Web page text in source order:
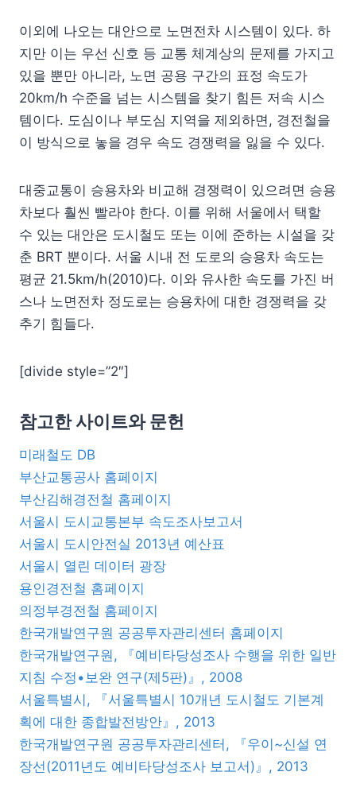
이외에 나오는 대안으로 노면전차 시스템이 있다. 하
지만 이는 우선 신호 등 교통 체계상의 문제를 가지고
있을 뿐만 아니라, 노면 공용 구간의 표정 속도가
20km/h 수준을 넘는 시스템을 찾기 힘든 저속 시스
템이다. 도심이나 부도심 지역을 제외하면, 경전철을
이 방식으로 놓을 경우 속도 경쟁력을 잃을 수 있다.
대중교통이 승용차와 비교해 경쟁력이 있으려면 승용
차보다 훨씬 빨라야 한다. 이를 위해 서울에서 택할
수 있는 대안은 도시철도 또는 이에 준하는 시설을 갖
춘 BRT 뿐이다. 서울 시내 전 도로의 승용차 속도는
평균 21.5km/h(2010)다. 이와 유사한 속도를 가진 버
스나 노면전차 정도로는 승용차에 대한 경쟁력을 갖
추기 힘들다.
[divide style=”2″]
참고한 사이트와 문헌
미래철도 DB
부산교통공사 홈페이지
부산김해경전철 홈페이지
서울시 도시교통본부 속도조사보고서
서울시 도시안전실 2013년 예산표
서울시 열린 데이터 광장
용인경전철 홈페이지
의정부경전철 홈페이지
한국개발연구원 공공투자관리센터 홈페이지
한국개발연구원, 『예비타당성조사 수행을 위한 일반
지침 수정•보완 연구(제5판)』, 2008
서울특별시, 『서울특별시 10개년 도시철도 기본계
획에 대한 종합발전방안』, 2013
한국개발연구원 공공투자관리센터, 『우이~신설 연
장선(2011년도 예비타당성조사 보고서)』, 2013